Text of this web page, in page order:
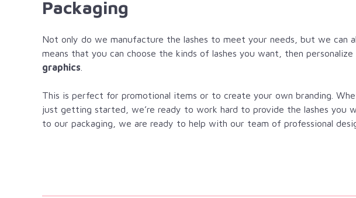
Packaging
Not only do we manufacture the lashes to meet your needs, but we can
means that you can choose the kinds of lashes you want, then
graphics
This is perfect for promotional items or to create your own branding.
just getting started, we’re ready to work hard to provide the lashes you
to our packaging, we are ready to help with our team of professional